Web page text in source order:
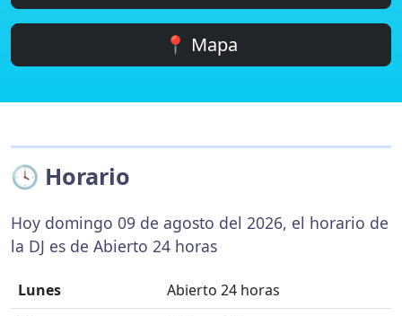
📍 Mapa
🕓 Horario
Hoy domingo 09 de agosto del 2026, el horario de
la DJ es de Abierto 24 horas
Lunes
Abierto 24 horas